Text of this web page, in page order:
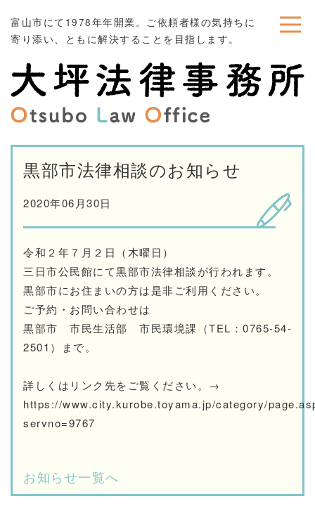
富山市にて1978年年開業。ご依頼者様の気持ちに
寄り添い、ともに解決することを目指します。
黒部市法律相談のお知らせ
2020年06月30日
令和２年７月２日（木曜日）
三日市公民館にて黒部市法律相談が行われます。
黒部市にお住まいの方は是非ご利用ください。
ご予約・お問い合わせは
黒部市 市民生活部 市民環境課（TEL：0765-54-
2501）まで。
詳しくはリンク先をご覧ください。→
https://www.city.kurobe.toyama.jp/category/
servno=9767
お知らせ一覧へ